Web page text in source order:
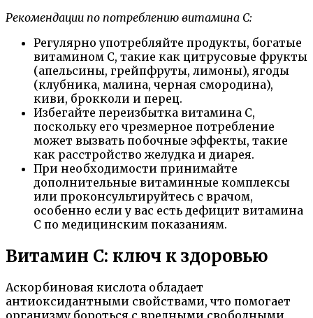
Рекомендации по потреблению витамина C:
Регулярно употребляйте продукты, богатые
витамином C, такие как цитрусовые фрукты
(апельсины, грейпфруты, лимоны), ягоды
(клубника, малина, черная смородина),
киви, брокколи и перец.
Избегайте переизбытка витамина C,
поскольку его чрезмерное потребление
может вызвать побочные эффекты, такие
как расстройство желудка и диарея.
При необходимости принимайте
дополнительные витаминные комплексы
или проконсультируйтесь с врачом,
особенно если у вас есть дефицит витамина
C по медицинским показаниям.
Витамин С: ключ к здоровью
Аскорбиновая кислота обладает
антиоксидантными свойствами, что помогает